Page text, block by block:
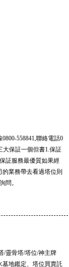
558841,聯絡電話0
大保証一個但書1.保証
証服務最優質如果經
業務帶去看過塔位則
問。
/靈骨塔/塔位/神主牌
墓地鑑定、塔位買賣託